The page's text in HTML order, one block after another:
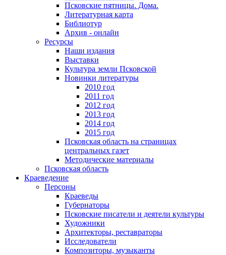
Псковские пятницы. Дома.
Литературная карта
Библиотур
Архив - онлайн
Ресурсы
Наши издания
Выставки
Культура земли Псковской
Новинки литературы
2010 год
2011 год
2012 год
2013 год
2014 год
2015 год
Псковская область на страницах
центральных газет
Методические материалы
Псковская область
Краеведение
Персоны
Краеведы
Губернаторы
Псковские писатели и деятели культуры
Художники
Архитекторы, реставраторы
Исследователи
Композиторы, музыканты